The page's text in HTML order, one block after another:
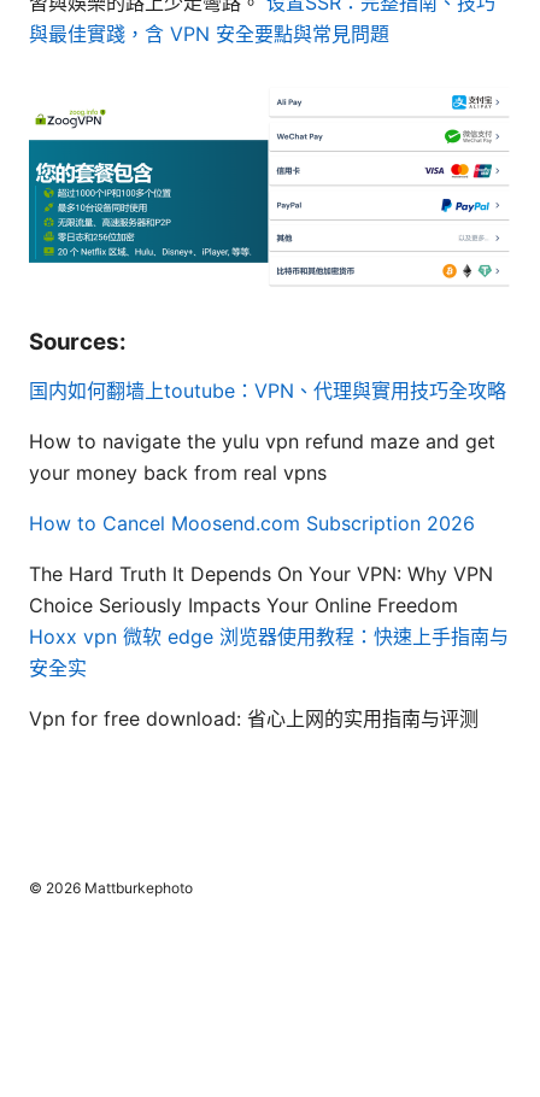
與最佳實踐，含 VPN 安全要點與常見問題
Sources:
国内如何翻墙上toutube：VPN、代理與實用技巧全攻略
How to navigate the yulu vpn refund maze and get
your money back from real vpns
How to Cancel Moosend.com Subscription 2026
The Hard Truth It Depends On Your VPN: Why VPN
Choice Seriously Impacts Your Online Freedom
Hoxx vpn 微软 edge 浏览器使用教程：快速上手指南与
安全实
Vpn for free download: 省心上网的实用指南与评测
© 2026 Mattburkephoto